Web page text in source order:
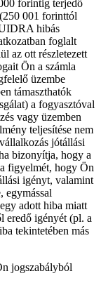
forintig terjedő
001 forinttól
hibás
foglalt
az ott részletezett
Ön a számla
üzembe
támaszthatók
a fogyasztóval
vagy üzemben
teljesítése nem
jótállási
bizonyítja, hogy a
figyelmét, hogy Ön
igényt, valamint
egymással
adott hiba miatt
eredő igényét (pl. a
tekintetében más
jogszabályból